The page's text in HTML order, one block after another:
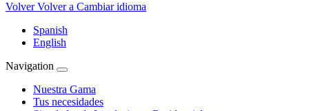
Volver Volver a Cambiar idioma
Spanish
English
Navigation
Nuestra Gama
Tus necesidades